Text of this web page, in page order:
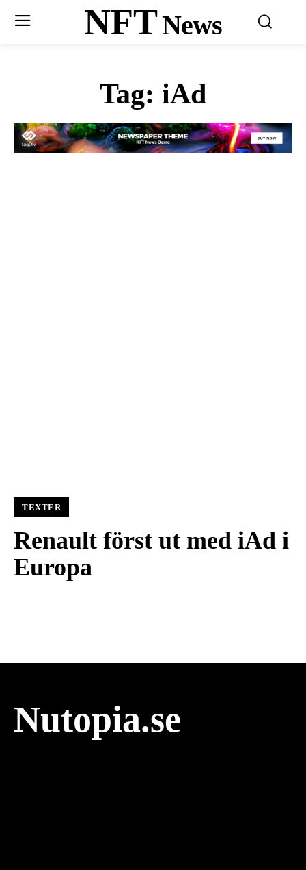
NFTNews
Tag: iAd
TEXTER
Renault först ut med iAd i
Europa
Nutopia.se